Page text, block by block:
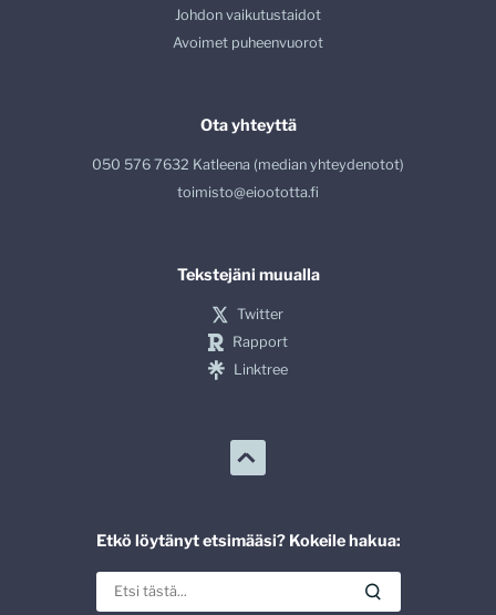
Johdon vaikutustaidot
Avoimet puheenvuorot
Ota yhteyttä
050 576 7632 Katleena (median yhteydenotot)
toimisto@eioototta.fi
Tekstejäni muualla
Twitter
Rapport
Linktree
Etkö löytänyt etsimääsi? Kokeile hakua: